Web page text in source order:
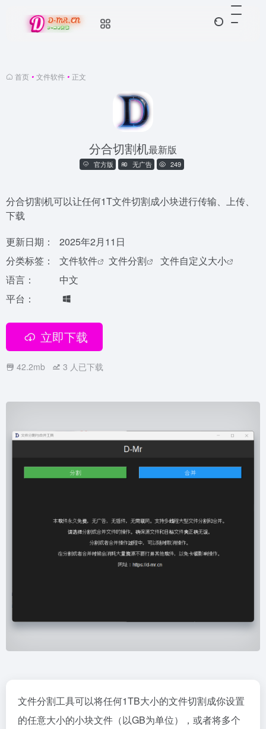
首页 • 文件软件 • 正文
分合切割机最新版
官方版 无广告 249
分合切割机可以让任何1T文件切割成小块进行传输、上传、
下载
更新日期：
2025年2月11日
分类标签：
文件软件 文件分割
文件自定义大小
语言：
中文
平台：
立即下载
42.2mb 3 人已下载
文件分割工具可以将任何1TB大小的文件切割成你设置
的任意大小的小块文件（以GB为单位），或者将多个